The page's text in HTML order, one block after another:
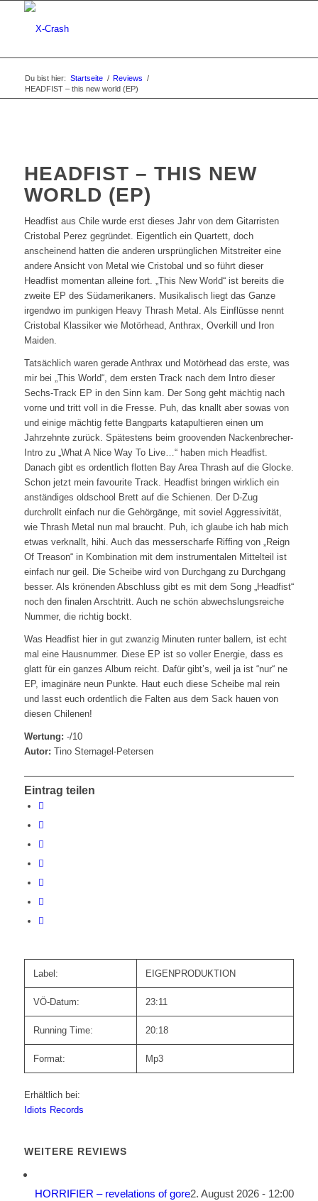
Du bist hier: Startseite / Reviews /
HEADFIST – this new world (EP)
HEADFIST – THIS NEW
WORLD (EP)
Headfist aus Chile wurde erst dieses Jahr von dem Gitarristen
Cristobal Perez gegründet. Eigentlich ein Quartett, doch
anscheinend hatten die anderen ursprünglichen Mitstreiter eine
andere Ansicht von Metal wie Cristobal und so führt dieser
Headfist momentan alleine fort. „This New World“ ist bereits die
zweite EP des Südamerikaners. Musikalisch liegt das Ganze
irgendwo im punkigen Heavy Thrash Metal. Als Einflüsse nennt
Cristobal Klassiker wie Motörhead, Anthrax, Overkill und Iron
Maiden.
Tatsächlich waren gerade Anthrax und Motörhead das erste, was
mir bei „This World“, dem ersten Track nach dem Intro dieser
Sechs-Track EP in den Sinn kam. Der Song geht mächtig nach
vorne und tritt voll in die Fresse. Puh, das knallt aber sowas von
und einige mächtig fette Bangparts katapultieren einen um
Jahrzehnte zurück. Spätestens beim groovenden Nackenbrecher-
Intro zu „What A Nice Way To Live…“ haben mich Headfist.
Danach gibt es ordentlich flotten Bay Area Thrash auf die Glocke.
Schon jetzt mein favourite Track. Headfist bringen wirklich ein
anständiges oldschool Brett auf die Schienen. Der D-Zug
durchrollt einfach nur die Gehörgänge, mit soviel Aggressivität,
wie Thrash Metal nun mal braucht. Puh, ich glaube ich hab mich
etwas verknallt, hihi. Auch das messerscharfe Riffing von „Reign
Of Treason“ in Kombination mit dem instrumentalen Mittelteil ist
einfach nur geil. Die Scheibe wird von Durchgang zu Durchgang
besser. Als krönenden Abschluss gibt es mit dem Song „Headfist“
noch den finalen Arschtritt. Auch ne schön abwechslungsreiche
Nummer, die richtig bockt.
Was Headfist hier in gut zwanzig Minuten runter ballern, ist echt
mal eine Hausnummer. Diese EP ist so voller Energie, dass es
glatt für ein ganzes Album reicht. Dafür gibt’s, weil ja ist “nur“ ne
EP, imaginäre neun Punkte. Haut euch diese Scheibe mal rein
und lasst euch ordentlich die Falten aus dem Sack hauen von
diesen Chilenen!
Wertung: -/10
Autor: Tino Sternagel-Petersen
Eintrag teilen
Label: EIGENPRODUKTION
VÖ-Datum: 23:11
Running Time: 20:18
Format: Mp3
Erhältlich bei:
Idiots Records
WEITERE REVIEWS
HORRIFIER – revelations of gore2. August 2026 - 12:00